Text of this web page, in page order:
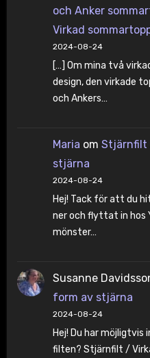
och Anker
Virkad
2024-08-24
[…] Om mina två
design, den virkade
och Ankers…
Maria om Stjärnfilt
stjärna
2024-08-24
Hej! Tack för att du
ner och flyttat in hos
mönster…
Susanne
form av stjärna
2024-08-24
Hej! Du har
filten? Stjärnfilt /